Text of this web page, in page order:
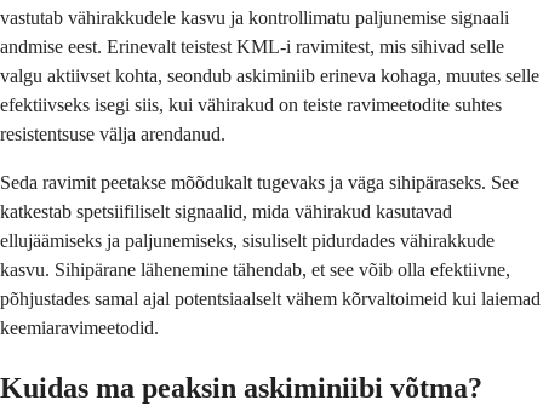
vastutab vähirakkudele kasvu ja kontrollimatu paljunemise signaali
andmise eest. Erinevalt teistest KML-i ravimitest, mis sihivad selle
valgu aktiivset kohta, seondub askiminiib erineva kohaga, muutes selle
efektiivseks isegi siis, kui vähirakud on teiste ravimeetodite suhtes
resistentsuse välja arendanud.
Seda ravimit peetakse mõõdukalt tugevaks ja väga sihipäraseks. See
katkestab spetsiifiliselt signaalid, mida vähirakud kasutavad
ellujäämiseks ja paljunemiseks, sisuliselt pidurdades vähirakkude
kasvu. Sihipärane lähenemine tähendab, et see võib olla efektiivne,
põhjustades samal ajal potentsiaalselt vähem kõrvaltoimeid kui laiemad
keemiaravimeetodid.
Kuidas ma peaksin askiminiibi võtma?